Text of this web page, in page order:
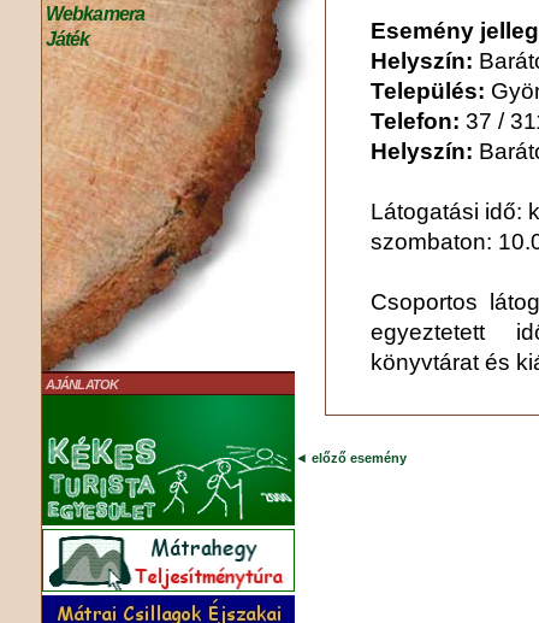
Webkamera
Játék
AJÁNLATOK
Esemény
Helyszín:
Település:
Telefon: 37 /
Helyszín:
Látogatási idő:
szombaton:
Csoportos
egyeztetett
könyvtárat és
◄ előző esemény